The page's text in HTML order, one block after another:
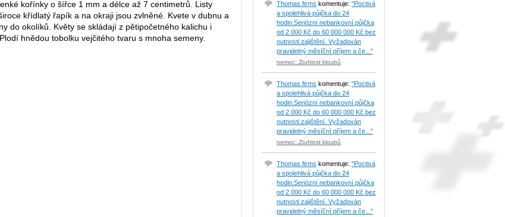
kořínky o šířce 1 mm a délce až 7 centimetrů. Listy
křídlatý řapík a na okraji jsou zvlněné. Kvete v dubnu a
do okolíků. Květy se skládají z pětipočetného kalichu i
hnědou tobolku vejčitého tvaru s mnoha semeny.
Thomas firms komentuje: "Poctivá
a spolehlivá půjčka do 24
hodin.Seriózní nebankovní půjčka
od 2 000 Kč do 60 000 000 Kč bez
nutnosti zajištění. Vyžadován
pravidelný měsíční příjem a če..."
nemoc: Ztuhlost kloubů
Thomas firms komentuje: "Poctivá
a spolehlivá půjčka do 24
hodin.Seriózní nebankovní půjčka
od 2 000 Kč do 60 000 000 Kč bez
nutnosti zajištění. Vyžadován
pravidelný měsíční příjem a če..."
nemoc: Ztuhlost kloubů
Thomas firms komentuje: "Poctivá
a spolehlivá půjčka do 24
hodin.Seriózní nebankovní půjčka
od 2 000 Kč do 60 000 000 Kč bez
nutnosti zajištění. Vyžadován
pravidelný měsíční příjem a če..."